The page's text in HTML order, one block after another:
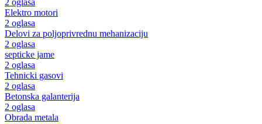
2 oglasa
Elektro motori
2 oglasa
Delovi za poljoprivrednu mehanizaciju
2 oglasa
septicke jame
2 oglasa
Tehnicki gasovi
2 oglasa
Betonska galanterija
2 oglasa
Obrada metala